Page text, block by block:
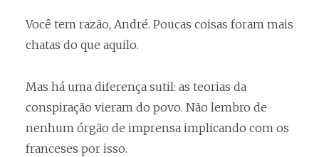
Você tem razão, André. Poucas coisas foram mais
chatas do que aquilo.
Mas há uma diferença sutil: as teorias da
conspiração vieram do povo. Não lembro de
nenhum órgão de imprensa implicando com os
franceses por isso.